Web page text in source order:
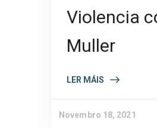
Violencia
Muller
LER MÁIS
Novembro 18, 2021